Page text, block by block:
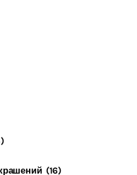
(16)